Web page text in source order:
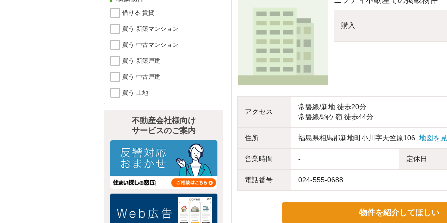
借りる-賃貸
買う-新築マンション
買う-中古マンション
買う-新築戸建
買う-中古戸建
買う-土地
不動産会社様向け
サービスのご案内
購入
アクセス
常磐線/新地 徒歩20分
常磐線/駒ケ嶺 徒歩44分
住所 福島県相馬郡新地町小川字天竺原106 地図を
営業時間 - 定休日
電話番号 024-555-0688
物件を紹介してほしい